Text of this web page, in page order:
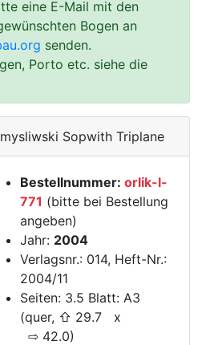
eine E-Mail mit den
Bogen an
senden.
Porto etc. siehe die
Sopwith Triplane
Bestellnummer: orlik-l-
771 (bitte bei Bestellung
angeben)
Jahr: 2004
Verlagsnr.: 014, Heft-Nr.:
2004/11
Seiten: 3.5 Blatt: A3
(quer, ⇧ 29.7 x
⇨ 42.0)